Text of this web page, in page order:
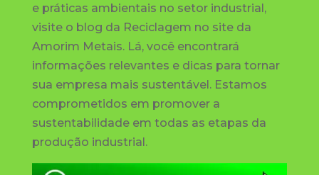
e práticas ambientais no setor industrial,
visite o blog da Reciclagem no site da
Amorim Metais. Lá, você encontrará
informações relevantes e dicas para tornar
sua empresa mais sustentável. Estamos
comprometidos em promover a
sustentabilidade em todas as etapas da
produção industrial.